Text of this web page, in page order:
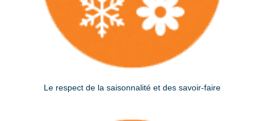
Le respect de la saisonnalité et des savoir-faire